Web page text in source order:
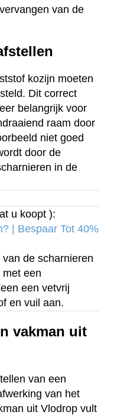
van de
kozijn moeten
Dit correct
belangrijk voor
raam door
niet goed
door de
in de
u koopt ):
| Bespaar Tot 40%‎
de scharnieren
met een
een vetvrij
en vuil aan.
vakman uit
van een
van het
uit Vlodrop vult